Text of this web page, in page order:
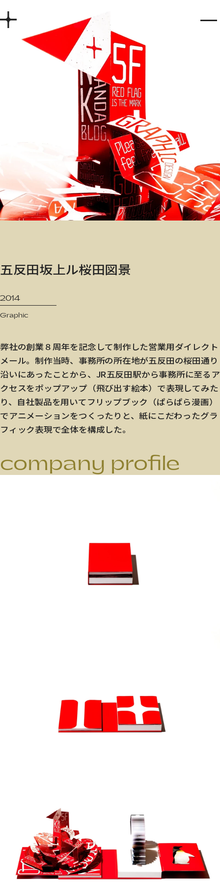
Home
Works
Story
Services
Company
Recruit
Contact
五反田坂上ル桜田図景
2014
Graphic
弊社の創業８周年を記念して制作した営業用ダイレクト
メール。制作当時、事務所の所在地が五反田の桜田通り
沿いにあったことから、JR五反田駅から事務所に至るア
クセスをポップアップ（飛び出す絵本）で表現してみた
り、自社製品を用いてフリップブック（ぱらぱら漫画）
でアニメーションをつくったりと、紙にこだわったグラ
フィック表現で全体を構成した。
company profile